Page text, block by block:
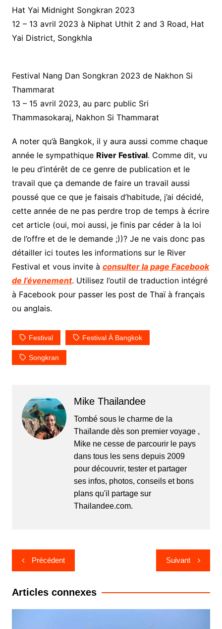
Hat Yai Midnight Songkran 2023
12 – 13 avril 2023 à Niphat Uthit 2 and 3 Road, Hat
Yai District, Songkhla
Festival Nang Dan Songkran 2023 de Nakhon Si
Thammarat
13 – 15 avril 2023, au parc public Sri
Thammasokaraj, Nakhon Si Thammarat
A noter qu’à Bangkok, il y aura aussi comme chaque
année le sympathique River Festival. Comme dit, vu
le peu d’intérêt de ce genre de publication et le
travail que ça demande de faire un travail aussi
poussé que ce que je faisais d’habitude, j’ai décidé,
cette année de ne pas perdre trop de temps à écrire
cet article (oui, moi aussi, je finis par céder à la loi
de l’offre et de le demande ;))? Je ne vais donc pas
détailler ici toutes les informations sur le River
Festival et vous invite à consulter la page Facebook
de l’évenement. Utilisez l’outil de traduction intégré
à Facebook pour passer les post de Thaï à français
ou anglais.
Festival Festival À Bangkok
Songkran
Mike Thailandee
Tombé sous le charme de la
Thaïlande dès son premier voyage ,
Mike ne cesse de parcourir le pays
dans tous les sens depuis 2009
pour découvrir, tester et partager
ses infos, photos, conseils et bons
plans qu'il partage sur
Thailandee.com.
Navigation
de
l’article
Précédent Suivant
Articles connexes